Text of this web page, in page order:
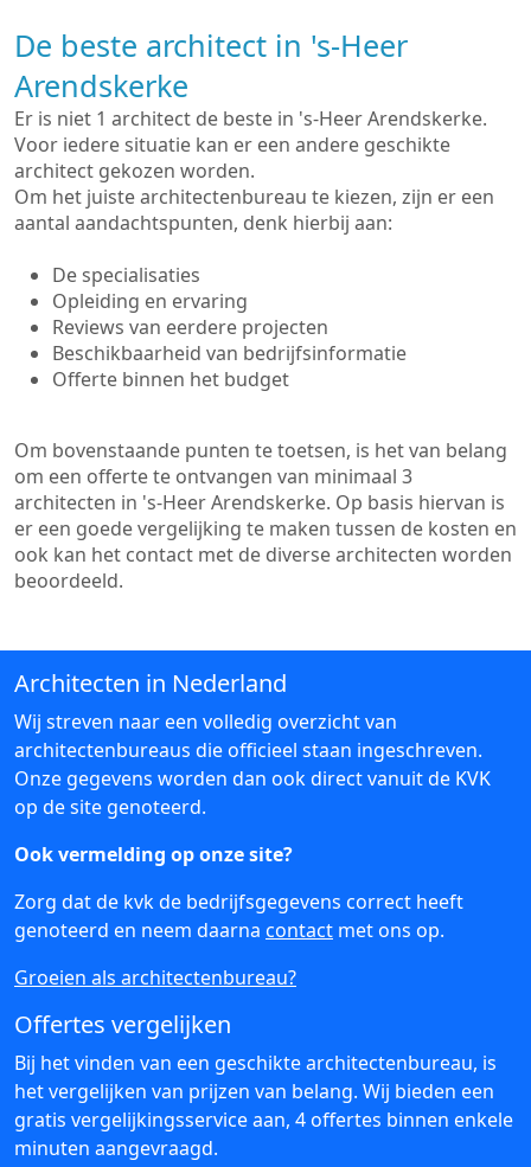
De beste architect in 's-Heer
Arendskerke
Er is niet 1 architect de beste in 's-Heer Arendskerke.
Voor iedere situatie kan er een andere geschikte
architect gekozen worden.
Om het juiste architectenbureau te kiezen, zijn er een
aantal aandachtspunten, denk hierbij aan:
De specialisaties
Opleiding en ervaring
Reviews van eerdere projecten
Beschikbaarheid van bedrijfsinformatie
Offerte binnen het budget
Om bovenstaande punten te toetsen, is het van belang
om een offerte te ontvangen van minimaal 3
architecten in 's-Heer Arendskerke. Op basis hiervan is
er een goede vergelijking te maken tussen de kosten en
ook kan het contact met de diverse architecten worden
beoordeeld.
Architecten in Nederland
Wij streven naar een volledig overzicht van
architectenbureaus die officieel staan ingeschreven.
Onze gegevens worden dan ook direct vanuit de KVK
op de site genoteerd.
Ook vermelding op onze site?
Zorg dat de kvk de bedrijfsgegevens correct heeft
genoteerd en neem daarna contact met ons op.
Groeien als architectenbureau?
Offertes vergelijken
Bij het vinden van een geschikte architectenbureau, is
het vergelijken van prijzen van belang. Wij bieden een
gratis vergelijkingsservice aan, 4 offertes binnen enkele
minuten aangevraagd.